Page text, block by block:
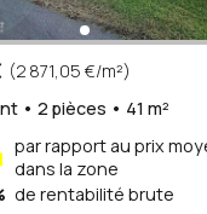
(2 871,05 €/m²)
• 2 pièces • 41 m²
par rapport au prix
dans la zone
de rentabilité brute